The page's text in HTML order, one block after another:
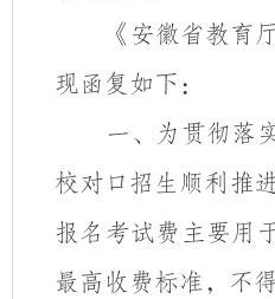
《安徽省教育
现函复如下：
一、为贯彻落
校对口招生顺利推
报名考试费主要用
最高收费标准，不